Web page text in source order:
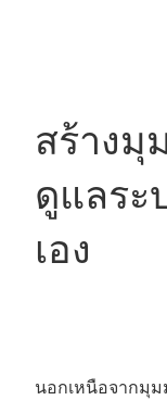
สร้างมุ
ดูแลร
เอง
นอกเหนือจากมุม